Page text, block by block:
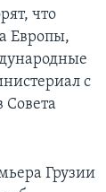
что
Европы,
с
Совета
Грузии